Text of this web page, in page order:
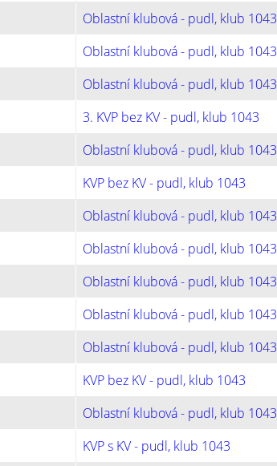
Oblastní klubová - pudl, klub 1043
Oblastní klubová - pudl, klub 1043
Oblastní klubová - pudl, klub 1043
3. KVP bez KV - pudl, klub 1043
Oblastní klubová - pudl, klub 1043
KVP bez KV - pudl, klub 1043
Oblastní klubová - pudl, klub 1043
Oblastní klubová - pudl, klub 1043
Oblastní klubová - pudl, klub 1043
Oblastní klubová - pudl, klub 1043
Oblastní klubová - pudl, klub 1043
KVP bez KV - pudl, klub 1043
Oblastní klubová - pudl, klub 1043
KVP s KV - pudl, klub 1043